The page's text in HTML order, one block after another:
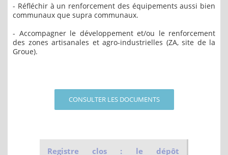
- Réfléchir à un renforcement des équipements aussi bien
communaux que supra communaux.
- Accompagner le développement et/ou le renforcement
des zones artisanales et agro-industrielles (ZA, site de la
Groue).
CONSULTER LES DOCUMENTS
Registre clos : le dépôt